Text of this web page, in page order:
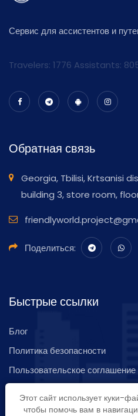
Сервис для ассистентов и
Travelers: 1776 Assistants:
Обратная связь
Georgia, Tbilisi, Krtsanisi
building 3, store room,
Поделиться:
Быстрые ссылки
Блог
Политика безопасности
Пользовательское соглашение
Обратная связь
Этот сайт использует куки-
чтобы помочь вам в